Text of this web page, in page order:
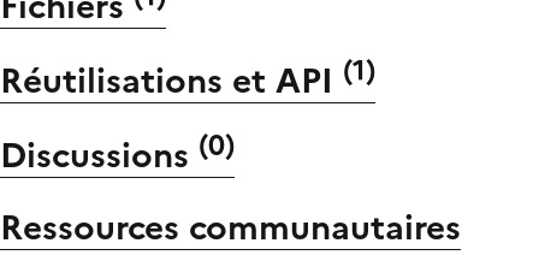
Réutilisations et API (1)
Discussions (0)
Ressources communautaires